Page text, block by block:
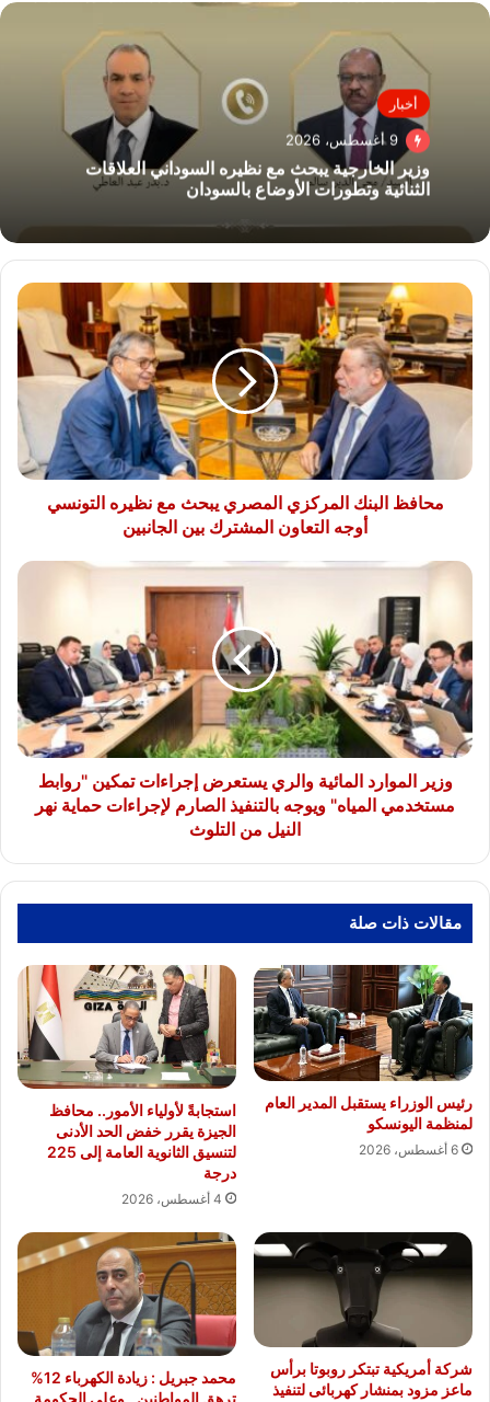
أخبار
9 أغسطس، 2026
وزير الخارجية يبحث مع نظيره السوداني العلاقات
الثنائية وتطورات الأوضاع بالسودان
محافظ
البنك
المركزي
المصري
يبحث
نظيره
التونسي
أوجه
التعاون
الجانبين
محافظ البنك المركزي المصري يبحث مع نظيره التونسي
أوجه التعاون المشترك بين الجانبين
وزير
والري
يستعرض
إجراءات
تمكين
"روابط
مستخدمي
المياه"
ويوجه
لإجراءات
النيل
التلوث
وزير الموارد المائية والري يستعرض إجراءات تمكين "روابط
مستخدمي المياه" ويوجه بالتنفيذ الصارم لإجراءات حماية نهر
النيل من التلوث
مقالات ذات صلة
رئيس الوزراء يستقبل المدير العام
لمنظمة اليونسكو
6 أغسطس، 2026
استجابةً لأولياء الأمور.. محافظ
الجيزة يقرر خفض الحد الأدنى
لتنسيق الثانوية العامة إلى 225
درجة
4 أغسطس، 2026
شركة أمريكية تبتكر روبوتا برأس
ماعز مزود بمنشار كهربائى لتنفيذ
محمد جبريل : زيادة الكهرباء 12%
ترهق المواطنين ..وعلي الحكومة